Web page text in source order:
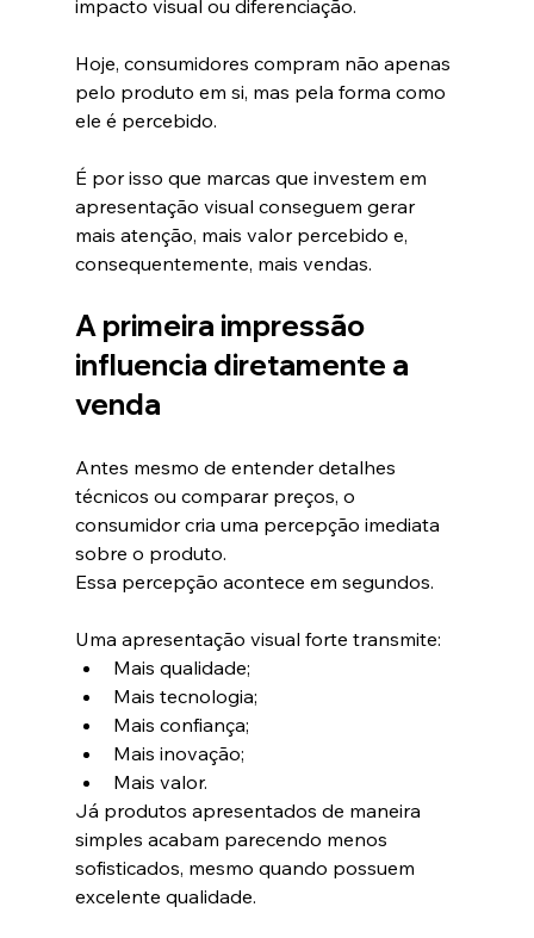
impacto visual ou diferenciação.
Hoje, consumidores compram não apenas
pelo produto em si, mas pela forma como
ele é percebido.
É por isso que marcas que investem em
apresentação visual conseguem gerar
mais atenção, mais valor percebido e,
consequentemente, mais vendas.
A primeira impressão
influencia diretamente a
venda
Antes mesmo de entender detalhes
técnicos ou comparar preços, o
consumidor cria uma percepção imediata
sobre o produto.
Essa percepção acontece em segundos.
Uma apresentação visual forte transmite:
Mais qualidade;
Mais tecnologia;
Mais confiança;
Mais inovação;
Mais valor.
Já produtos apresentados de maneira
simples acabam parecendo menos
sofisticados, mesmo quando possuem
excelente qualidade.